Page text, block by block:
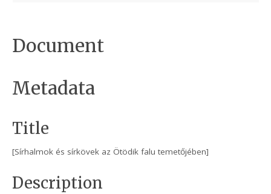
Document
Metadata
Title
[Sírhalmok és sírkövek az Ötödik falu temetőjében]
Description